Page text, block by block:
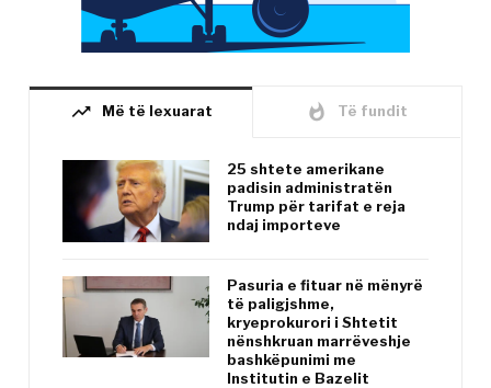
trending_up Më të lexuarat whatshot Të fundit
25 shtete amerikane
padisin administratën
Trump për tarifat e reja
ndaj importeve
Pasuria e fituar në mënyrë
të paligjshme,
kryeprokurori i Shtetit
nënshkruan marrëveshje
bashkëpunimi me
Institutin e Bazelit